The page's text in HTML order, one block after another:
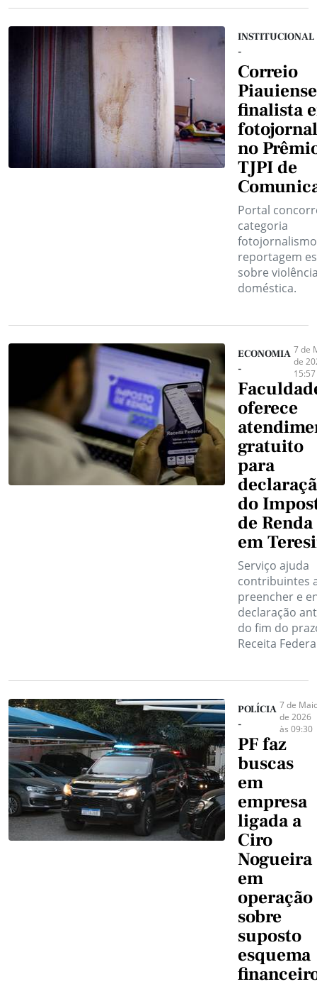
INSTITUCIONAL
-
Correio
finalista
no
TJPI de
Portal
categoria
reportagem
sobre
doméstica.
ECONOMIA
-
7 de
de
15:57
oferece
gratuito
para
do
de Renda
em
Serviço ajuda
contribuintes
preencher e
declaração
do fim do
Receita
POLÍCIA
-
7 de
de 2026
às 09:30
PF faz
buscas
em
empresa
ligada a
Ciro
Nogueira
em
operação
sobre
suposto
esquema